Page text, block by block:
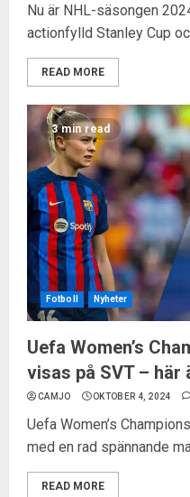
Nu är NHL-säsongen
actionfylld Stanley Cup
READ MORE
3 min read
Fotboll Nyheter
Uefa Women’s
visas på SVT – här
CAMJO OKTOBER 4, 2024
Uefa Women’s
med en rad spännande
READ MORE